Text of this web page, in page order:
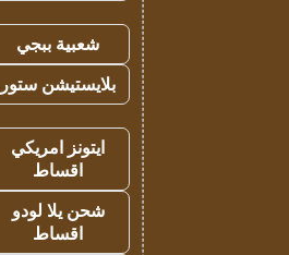
شعبية ببجي
بلايستيشن ستور
ايتونز امريكي
اقساط
شحن يلا لودو
اقساط